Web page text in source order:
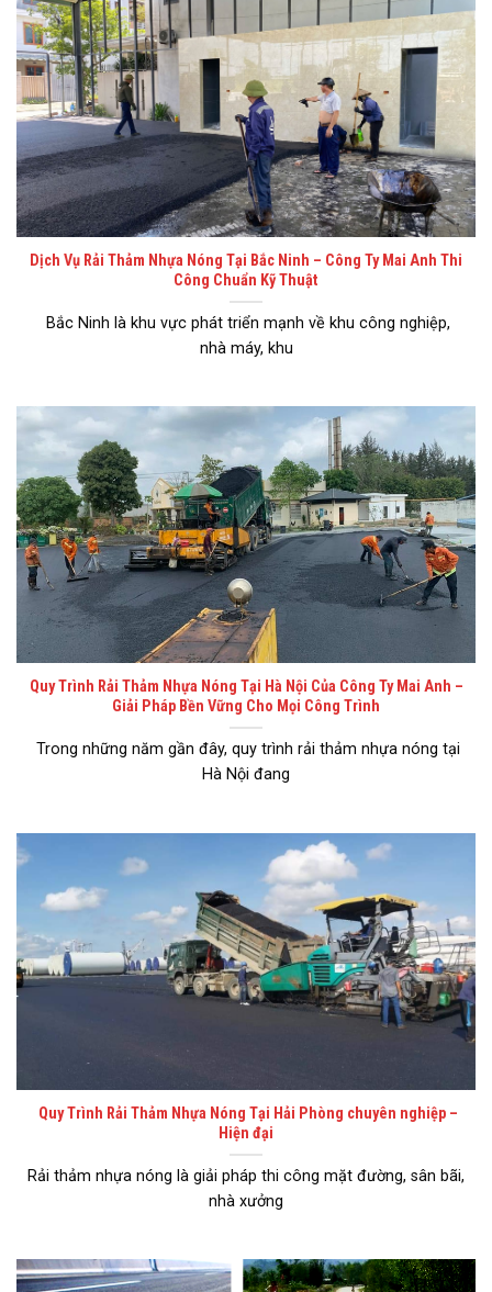
Dịch Vụ Rải Thảm Nhựa Nóng Tại Bắc Ninh – Công Ty Mai Anh Thi
Công Chuẩn Kỹ Thuật
Bắc Ninh là khu vực phát triển mạnh về khu công nghiệp,
nhà máy, khu
Quy Trình Rải Thảm Nhựa Nóng Tại Hà Nội Của Công Ty Mai Anh –
Giải Pháp Bền Vững Cho Mọi Công Trình
Trong những năm gần đây, quy trình rải thảm nhựa nóng tại
Hà Nội đang
Quy Trình Rải Thảm Nhựa Nóng Tại Hải Phòng chuyên nghiệp –
Hiện đại
Rải thảm nhựa nóng là giải pháp thi công mặt đường, sân bãi,
nhà xưởng